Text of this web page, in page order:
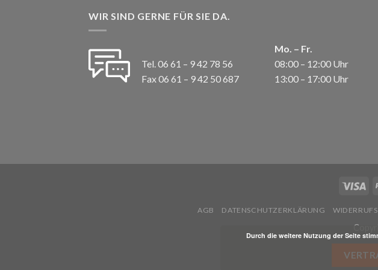
WIR SIND GERNE FÜR SIE DA.
Tel. 06 61 – 9 42 78 56
Fax 06 61 – 9 42 50 687
Mo. – Fr.
08:00 – 12:00 Uhr
13:00 – 17:00 Uhr
AGB DATENSCHUTZERKLÄRUNG
Durch die weitere Nutzung der Seite